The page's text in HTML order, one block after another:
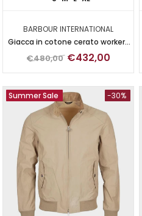
BARBOUR INTERNATIONAL
Giacca in cotone cerato workers
wax
€480,00 €432,00
Summer Sale -30%